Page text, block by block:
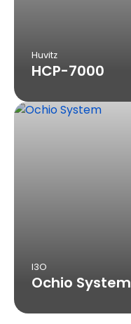
Huvitz
HCP-7000
I3O
Ochio System